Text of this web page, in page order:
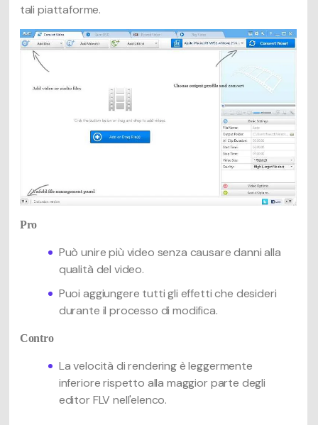
tali piattaforme.
Pro
Può unire più video senza causare danni alla
qualità del video.
Puoi aggiungere tutti gli effetti che desideri
durante il processo di modifica.
Contro
La velocità di rendering è leggermente
inferiore rispetto alla maggior parte degli
editor FLV nell'elenco.